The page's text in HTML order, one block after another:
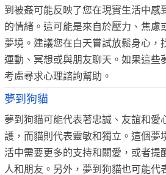
到被姦可能反映了您在現實生活中感
的情緒。這可能是來自於壓力、焦慮
夢境。建議您在白天嘗試放鬆身心，
運動、冥想或與朋友聊天。如果這些
考慮尋求心理諮詢幫助。
夢到狗貓
夢到狗貓可能代表著忠誠、友誼和愛
護，而貓則代表靈敏和獨立。這個夢
活中需要更多的支持和關愛，或者提
人和朋友。另外，夢到狗貓也可能代